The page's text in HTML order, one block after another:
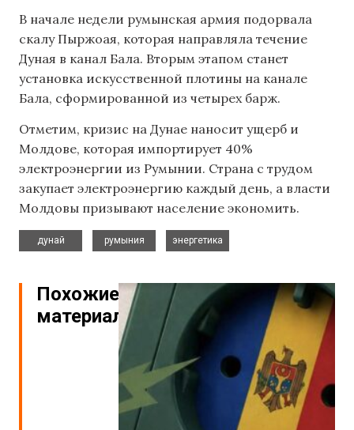
В начале недели румынская армия подорвала
скалу Пыржоая, которая направляла течение
Дуная в канал Бала. Вторым этапом станет
установка искусственной плотины на канале
Бала, сформированной из четырех барж.
Отметим, кризис на Дунае наносит ущерб и
Молдове, которая импортирует 40%
электроэнергии из Румынии. Страна с трудом
закупает электроэнергию каждый день, а власти
Молдовы призывают население экономить.
дунай
румыния
энергетика
Похожие
материалы